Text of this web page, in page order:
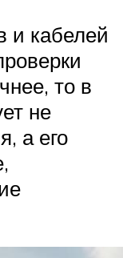
и кабелей
то в
не
а его